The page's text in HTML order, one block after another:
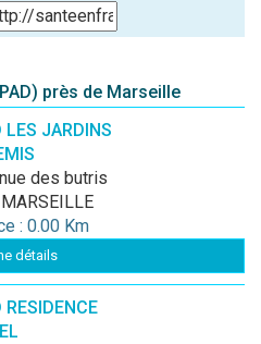
près de Marseille
LES JARDINS
des butris
: 0.00 Km
détails
RESIDENCE